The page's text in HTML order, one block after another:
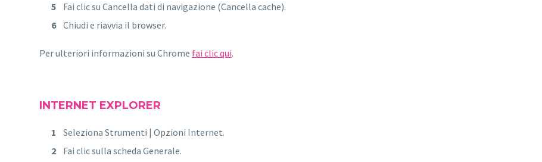
Fai clic su Cancella dati di navigazione (Cancella cache).
Chiudi e riavvia il browser.
Per ulteriori informazioni su Chrome fai clic qui.
INTERNET EXPLORER
Seleziona Strumenti | Opzioni Internet.
Fai clic sulla scheda Generale.